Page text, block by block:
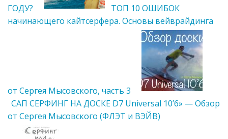
ГОДУ?
ТОП 10 ОШИБОК
начинающего кайтсерфера. Основы вейврайдинга
от Сергея Мысовского, часть 3
САП СЕРФИНГ НА ДОСКЕ D7 Universal 10’6» — Обзор
от Сергея Мысовского (ФЛЭТ и ВЭЙВ)